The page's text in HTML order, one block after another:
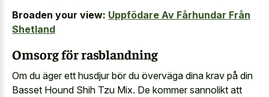
Broaden your view: Uppfödare Av Fårhundar Från
Shetland
Omsorg för rasblandning
Om du äger ett husdjur bör du överväga dina krav på din
Basset Hound Shih Tzu Mix. De kommer sannolikt att